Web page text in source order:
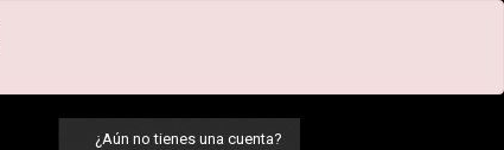
¿Aún no tienes una cuenta?